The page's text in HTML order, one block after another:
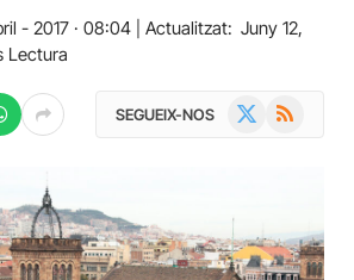
- 2017 · 08:04 Actualitzat: Juny 12,
Lectura
SEGUEIX-NOS RSS